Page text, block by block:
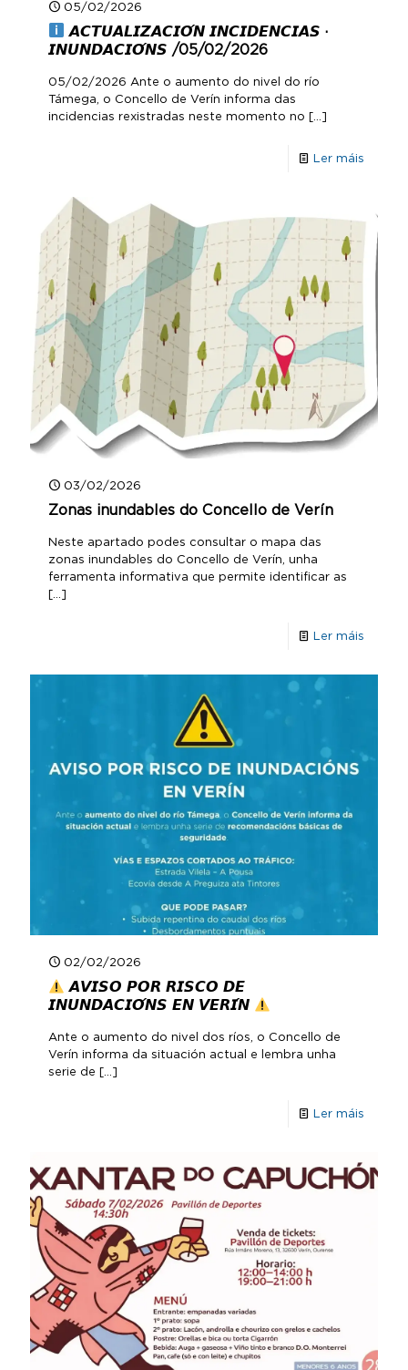
05/02/2026
𝘼𝘾𝙏𝙐𝘼𝙇𝙄𝙕𝘼𝘾𝙄𝙊́𝙉 𝙄𝙉𝘾𝙄𝘿𝙀𝙉𝘾𝙄𝘼𝙎 ·
𝙄𝙉𝙐𝙉𝘿𝘼𝘾𝙄𝙊́𝙉𝙎 /05/02/2026
05/02/2026 Ante o aumento do nivel do río
Támega, o Concello de Verín informa das
incidencias rexistradas neste momento no […]
Ler máis
03/02/2026
Zonas inundables do Concello de Verín
Neste apartado podes consultar o mapa das
zonas inundables do Concello de Verín, unha
ferramenta informativa que permite identificar as
[…]
Ler máis
02/02/2026
𝘼𝙑𝙄𝙎𝙊 𝙋𝙊𝙍 𝙍𝙄𝙎𝘾𝙊 𝘿𝙀
𝙄𝙉𝙐𝙉𝘿𝘼𝘾𝙄𝙊́𝙉𝙎 𝙀𝙉 𝙑𝙀𝙍𝙄́𝙉
Ante o aumento do nivel dos ríos, o Concello de
Verín informa da situación actual e lembra unha
serie de […]
Ler máis